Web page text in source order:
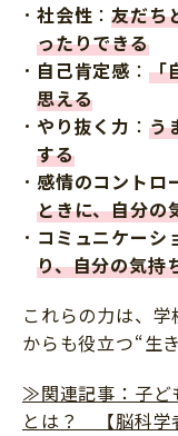
社会性 ：友だち
ったりできる
自己肯定感 ： 「
思える
やり抜く力 ： う
する
感情のコントロ
ときに、自分の
コミュニケーシ
り、自分の気持
これらの力は、
からも役立つ“生
≫関連記事：子ど
とは？ 【脳科学